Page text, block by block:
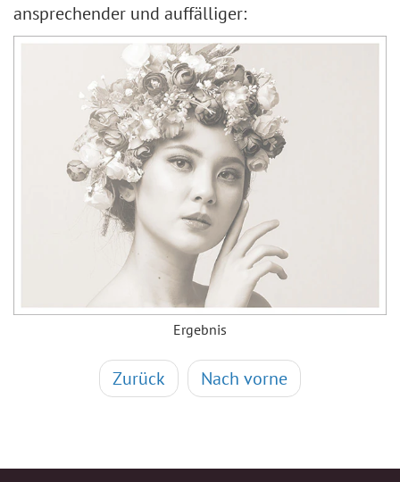
ansprechender und auffälliger:
Ergebnis
Zurück Nach vorne